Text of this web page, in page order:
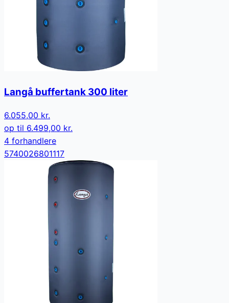
Langå buffertank 300 liter
6.055,00 kr.
op til 6.499,00 kr.
4 forhandlere
5740026801117